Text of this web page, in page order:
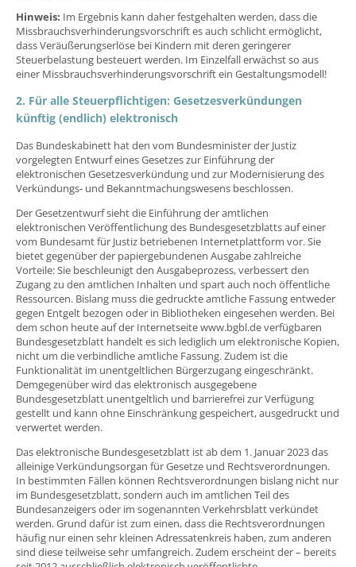
Hinweis: Im Ergebnis kann daher festgehalten werden, dass die
Missbrauchsverhinderungsvorschrift es auch schlicht ermöglicht,
dass Veräußerungserlöse bei Kindern mit deren geringerer
Steuerbelastung besteuert werden. Im Einzelfall erwächst so aus
einer Missbrauchsverhinderungsvorschrift ein Gestaltungsmodell!
2. Für alle Steuerpflichtigen: Gesetzesverkündungen
künftig (endlich) elektronisch
Das Bundeskabinett hat den vom Bundesminister der Justiz
vorgelegten Entwurf eines Gesetzes zur Einführung der
elektronischen Gesetzesverkündung und zur Modernisierung des
Verkündungs- und Bekanntmachungswesens beschlossen.
Der Gesetzentwurf sieht die Einführung der amtlichen
elektronischen Veröffentlichung des Bundesgesetzblatts auf einer
vom Bundesamt für Justiz betriebenen Internetplattform vor. Sie
bietet gegenüber der papiergebundenen Ausgabe zahlreiche
Vorteile: Sie beschleunigt den Ausgabeprozess, verbessert den
Zugang zu den amtlichen Inhalten und spart auch noch öffentliche
Ressourcen. Bislang muss die gedruckte amtliche Fassung entweder
gegen Entgelt bezogen oder in Bibliotheken eingesehen werden. Bei
dem schon heute auf der Internetseite www.bgbl.de verfügbaren
Bundesgesetzblatt handelt es sich lediglich um elektronische Kopien,
nicht um die verbindliche amtliche Fassung. Zudem ist die
Funktionalität im unentgeltlichen Bürgerzugang eingeschränkt.
Demgegenüber wird das elektronisch ausgegebene
Bundesgesetzblatt unentgeltlich und barrierefrei zur Verfügung
gestellt und kann ohne Einschränkung gespeichert, ausgedruckt und
verwertet werden.
Das elektronische Bundesgesetzblatt ist ab dem 1. Januar 2023 das
alleinige Verkündungsorgan für Gesetze und Rechtsverordnungen.
In bestimmten Fällen können Rechtsverordnungen bislang nicht nur
im Bundesgesetzblatt, sondern auch im amtlichen Teil des
Bundesanzeigers oder im sogenannten Verkehrsblatt verkündet
werden. Grund dafür ist zum einen, dass die Rechtsverordnungen
häufig nur einen sehr kleinen Adressatenkreis haben, zum anderen
sind diese teilweise sehr umfangreich. Zudem erscheint der – bereits